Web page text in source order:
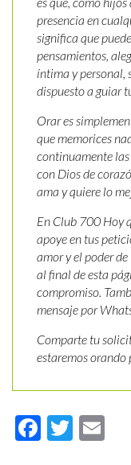
presencia en
significa que
pensamientos,
íntima y personal,
dispuesto a guiar
Orar es
que memorices
continuamente
con Dios de
ama y quiere lo
En Club 700 Hoy
apoye en tus
amor y el poder
al final de esta
compromiso.
mensaje por
Comparte tu
estaremos orando
Facebook